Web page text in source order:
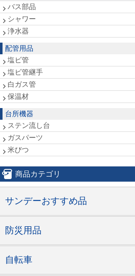
バス部品
シャワー
浄水器
配管用品
塩ビ管
塩ビ管継手
白ガス管
保温材
台所機器
ステン流し台
ガスパーツ
米びつ
商品カテゴリ
サンデーおすすめ品
防災用品
自転車